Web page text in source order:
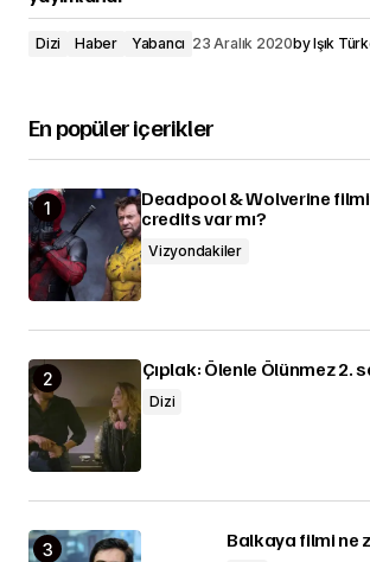
Dizi Haber Yabancı 23 Aralık 2020byIşık
En popüler içerikler
Deadpool & Wolverine
credits var mı?
Vizyondakiler
Çıplak: Ölenle Ölünmez 2.
Dizi
Balkaya filmi ne